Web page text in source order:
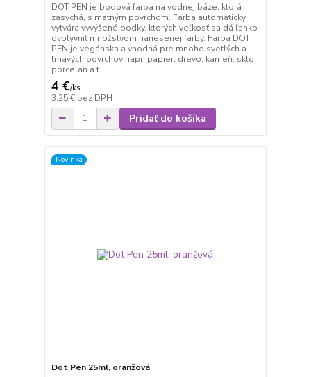
DOT PEN je bodová farba na vodnej báze, ktorá
zasychá, s matným povrchom. Farba automaticky
vytvára vyvýšené bodky, ktorých veľkosť sa dá ľahko
ovplyvniť množstvom nanesenej farby. Farba DOT
PEN je vegánska a vhodná pre mnoho svetlých a
tmavých povrchov napr. papier, drevo, kameň, sklo,
porcelán a t...
4 €/ks
3,25 € bez DPH
Pridať do košíka
Novinka
Dot Pen 25ml, oranžová